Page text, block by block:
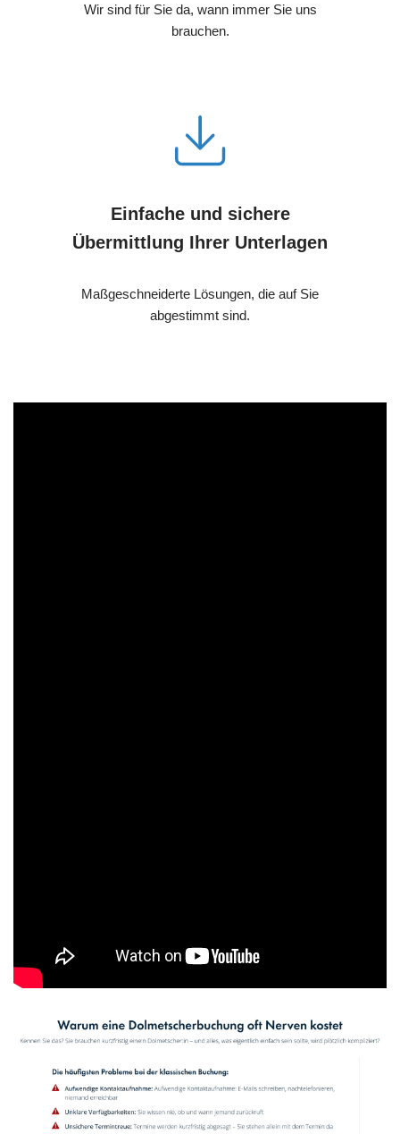
Wir sind für Sie da, wann immer Sie uns
brauchen.
Einfache und sichere
Übermittlung Ihrer Unterlagen
Maßgeschneiderte Lösungen, die auf Sie
abgestimmt sind.